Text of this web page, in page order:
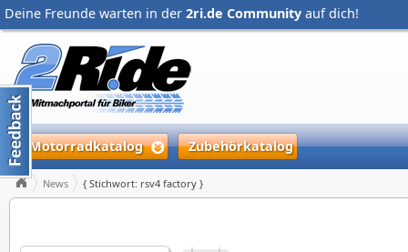
Deine Freunde warten in der 2ri.de Community auf dich!
Motorradkatalog Zubehörkatalog
News { Stichwort: rsv4 factory }